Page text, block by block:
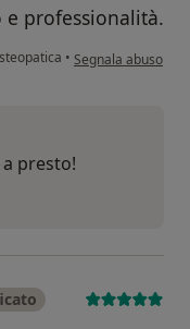
professionalità.
• secondo l'opinione
Segnala abuso
presto!